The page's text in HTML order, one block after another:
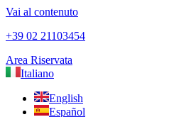
Vai al contenuto
+39 02 21103454
Area Riservata
Italiano
English
Español